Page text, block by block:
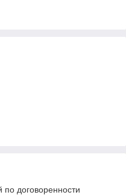
по договоренности